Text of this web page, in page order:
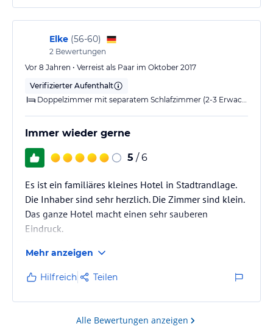
Wünsche offen Sie hat uns dann auch die Zeremonie
des tee trinkens erklärt,prima ,aber natürlich gibts
auch…Elke (56-60)
2 Bewertungen
Vor 8 Jahren • Verreist als Paar im Oktober 2017
Verifizierter Aufenthalt
Immer wieder gerne
5 / 6
Es ist ein familiäres kleines Hotel in Stadtrandlage.
Die Inhaber sind sehr herzlich. Die Zimmer sind klein.
Das ganze Hotel macht einen sehr sauberen
Eindruck.
Mehr anzeigen
Hilfreich Teilen
Alle Bewertungen anzeigen